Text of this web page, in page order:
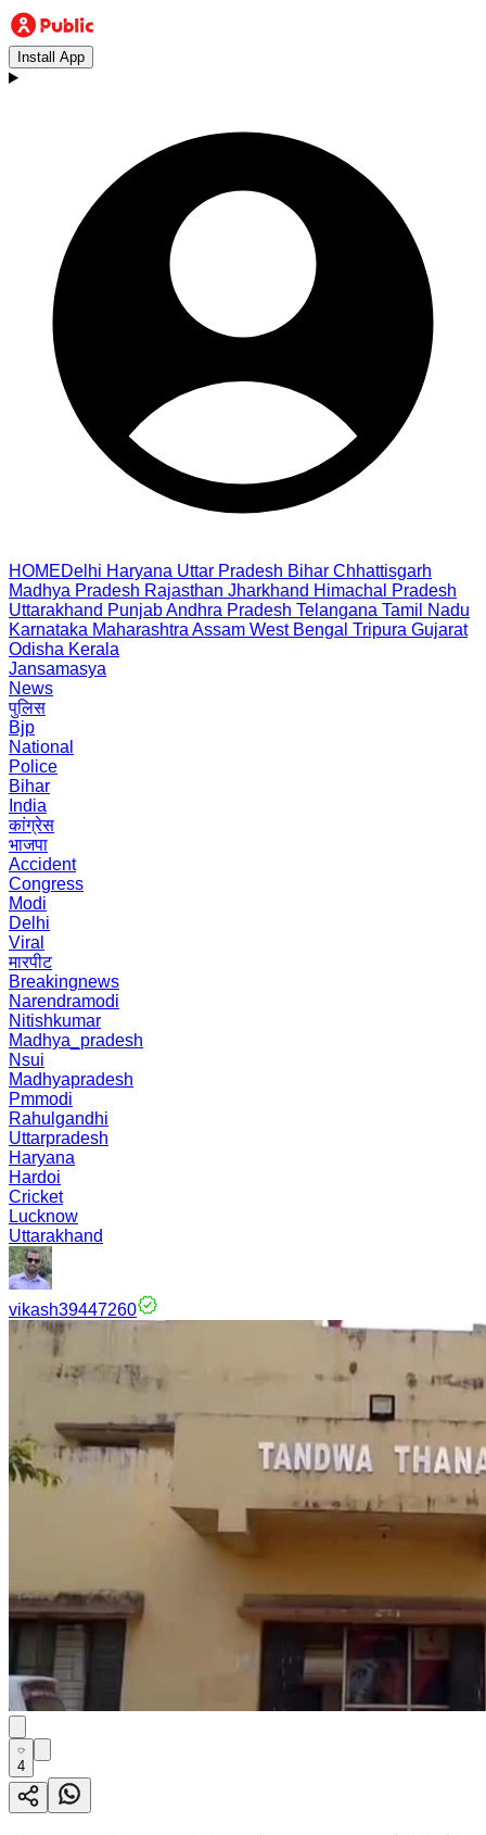
Install App
HOMEDelhi Haryana Uttar Pradesh Bihar Chhattisgarh
Madhya Pradesh Rajasthan Jharkhand Himachal Pradesh
Uttarakhand PunjabAndhra Pradesh Telangana Tamil Nadu
Karnataka Maharashtra Assam West Bengal Tripura Gujarat
Odisha Kerala
Jansamasya
News
पुलिस
Bjp
National
Police
Bihar
India
कांग्रेस
भाजपा
Accident
Congress
Modi
Delhi
Viral
मारपीट
Breakingnews
Narendramodi
Nitishkumar
Madhya_pradesh
Nsui
Madhyapradesh
Pmmodi
Rahulgandhi
Uttarpradesh
Haryana
Hardoi
Cricket
Lucknow
Uttarakhand
vikash39447260
4